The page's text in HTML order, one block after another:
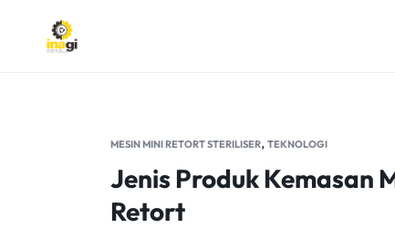
NEGERIMESIN MINI RETORT STERILISER, TEKNOLOGI
Jenis Produk Kemasan
Retort